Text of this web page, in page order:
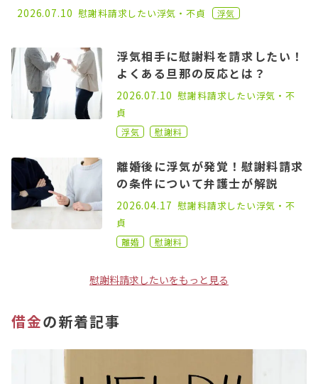
2022.11.30
2026.07.10 慰謝料請求したい浮気・不貞 浮気
浮気相手に慰謝料を請求したい！
よくある旦那の反応とは？
2023.11.08
2026.07.10 慰謝料請求したい浮気・不
貞
浮気 慰謝料
離婚後に浮気が発覚！慰謝料請求
の条件について弁護士が解説
2022.05.06
2026.04.17 慰謝料請求したい浮気・不
貞
離婚 慰謝料
慰謝料請求したいをもっと見る
借金の新着記事